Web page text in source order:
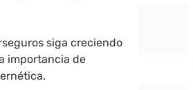
siga creciendo
importancia de